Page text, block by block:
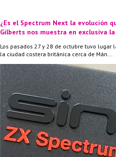
¿Es el Spectrum Next la evolución
Gilberts nos muestra en exclusiva
Los pasados 27 y 28 de octubre tuvo lugar
la ciudad costera británica cerca de Mán...